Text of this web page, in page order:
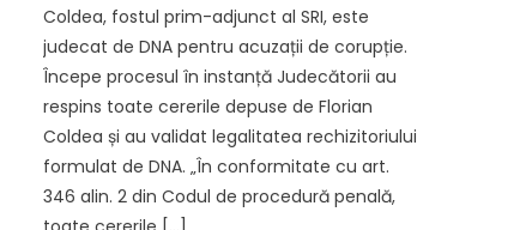
Coldea, fostul prim-adjunct al SRI, este
judecat de DNA pentru acuzații de corupție.
Începe procesul în instanță Judecătorii au
respins toate cererile depuse de Florian
Coldea și au validat legalitatea rechizitoriului
formulat de DNA. „În conformitate cu art.
346 alin. 2 din Codul de procedură penală,